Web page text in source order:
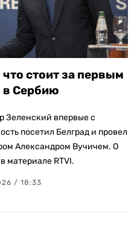
стоит за первым
в Сербию
Зеленский впервые с
посетил Белград и провел
Александром Вучичем. О
материале RTVI.
/ 18:33